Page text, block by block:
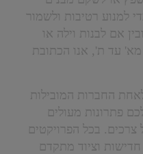
למנוע רטיבות ולשמור
אם לבנות וילה או
מא' עד ת', אנו הכתובת
החברות המובילות
פתרונות מעולים
צרכים. בכל הפרויקטים
וציוד מתקדם